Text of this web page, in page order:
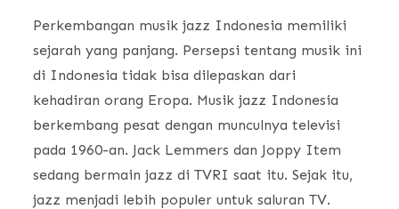
Perkembangan musik jazz Indonesia memiliki
sejarah yang panjang. Persepsi tentang musik ini
di Indonesia tidak bisa dilepaskan dari
kehadiran orang Eropa. Musik jazz Indonesia
berkembang pesat dengan munculnya televisi
pada 1960-an. Jack Lemmers dan Joppy Item
sedang bermain jazz di TVRI saat itu. Sejak itu,
jazz menjadi lebih populer untuk saluran TV.